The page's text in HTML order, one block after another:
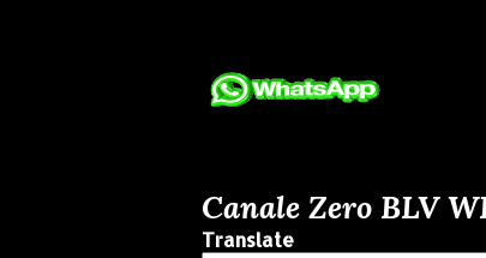
Canale Zero BLV
Translate